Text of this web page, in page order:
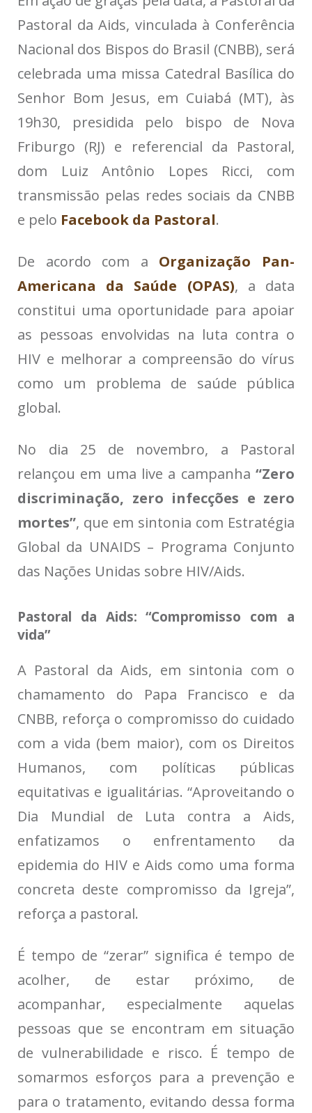
Pastoral da Aids, vinculada à Conferência
Nacional dos Bispos do Brasil (CNBB), será
celebrada uma missa Catedral Basílica do
Senhor Bom Jesus, em Cuiabá (MT), às
19h30, presidida pelo bispo de Nova
Friburgo (RJ) e referencial da Pastoral,
dom Luiz Antônio Lopes Ricci, com
transmissão pelas redes sociais da CNBB
e pelo Facebook da Pastoral.
De acordo com a Organização Pan-
Americana da Saúde (OPAS), a data
constitui uma oportunidade para apoiar
as pessoas envolvidas na luta contra o
HIV e melhorar a compreensão do vírus
como um problema de saúde pública
global.
No dia 25 de novembro, a Pastoral
relançou em uma live a campanha “Zero
discriminação, zero infecções e zero
mortes”, que em sintonia com Estratégia
Global da UNAIDS – Programa Conjunto
das Nações Unidas sobre HIV/Aids.
Pastoral da Aids: “Compromisso com a
vida”
A Pastoral da Aids, em sintonia com o
chamamento do Papa Francisco e da
CNBB, reforça o compromisso do cuidado
com a vida (bem maior), com os Direitos
Humanos, com políticas públicas
equitativas e igualitárias. “Aproveitando o
Dia Mundial de Luta contra a Aids,
enfatizamos o enfrentamento da
epidemia do HIV e Aids como uma forma
concreta deste compromisso da Igreja”,
reforça a pastoral.
É tempo de “zerar” significa é tempo de
acolher, de estar próximo, de
acompanhar, especialmente aquelas
pessoas que se encontram em situação
de vulnerabilidade e risco. É tempo de
somarmos esforços para a prevenção e
para o tratamento, evitando dessa forma